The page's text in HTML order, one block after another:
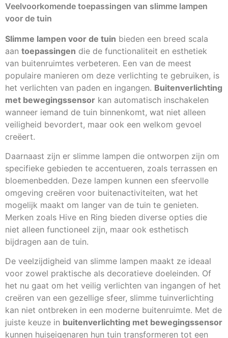
Veelvoorkomende toepassingen van slimme lampen
voor de tuin
Slimme lampen voor de tuin bieden een breed scala
aan toepassingen die de functionaliteit en esthetiek
van buitenruimtes verbeteren. Een van de meest
populaire manieren om deze verlichting te gebruiken, is
het verlichten van paden en ingangen. Buitenverlichting
met bewegingssensor kan automatisch inschakelen
wanneer iemand de tuin binnenkomt, wat niet alleen
veiligheid bevordert, maar ook een welkom gevoel
creëert.
Daarnaast zijn er slimme lampen die ontworpen zijn om
specifieke gebieden te accentueren, zoals terrassen en
bloemenbedden. Deze lampen kunnen een sfeervolle
omgeving creëren voor buitenactiviteiten, wat het
mogelijk maakt om langer van de tuin te genieten.
Merken zoals Hive en Ring bieden diverse opties die
niet alleen functioneel zijn, maar ook esthetisch
bijdragen aan de tuin.
De veelzijdigheid van slimme lampen maakt ze ideaal
voor zowel praktische als decoratieve doeleinden. Of
het nu gaat om het veilig verlichten van ingangen of het
creëren van een gezellige sfeer, slimme tuinverlichting
kan niet ontbreken in een moderne buitenruimte. Met de
juiste keuze in buitenverlichting met bewegingssensor
kunnen huiseigenaren hun tuin transformeren tot een